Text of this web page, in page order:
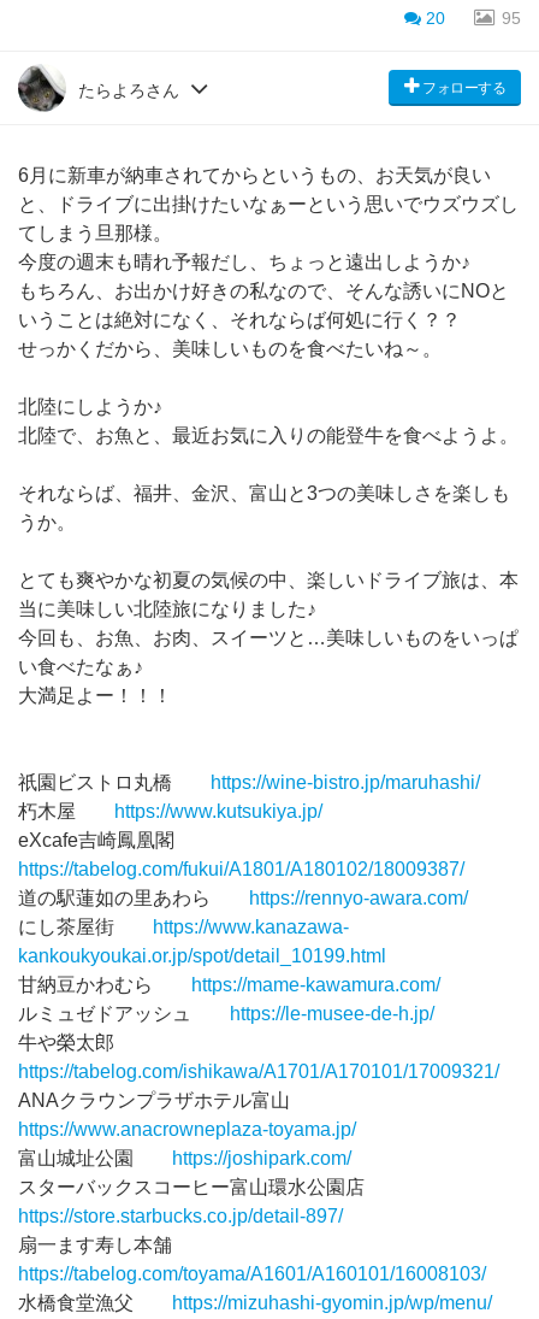
20 95
たらよろさん フォローする
6月に新車が納車されてからというもの、お天気が良い
と、ドライブに出掛けたいなぁーという思いでウズウズし
てしまう旦那様。
今度の週末も晴れ予報だし、ちょっと遠出しようか♪
もちろん、お出かけ好きの私なので、そんな誘いにNOと
いうことは絶対になく、それならば何処に行く？？
せっかくだから、美味しいものを食べたいね～。
北陸にしようか♪
北陸で、お魚と、最近お気に入りの能登牛を食べようよ。
それならば、福井、金沢、富山と3つの美味しさを楽しも
うか。
とても爽やかな初夏の気候の中、楽しいドライブ旅は、本
当に美味しい北陸旅になりました♪
今回も、お魚、お肉、スイーツと…美味しいものをいっぱ
い食べたなぁ♪
大満足よー！！！
祇園ビストロ丸橋
https://wine-bistro.jp/maruhashi/
朽木屋
https://www.kutsukiya.jp/
eXcafe吉崎鳳凰閣
https://tabelog.com/fukui/A1801/A180102/18009387/
道の駅蓮如の里あわら
https://rennyo-awara.com/
にし茶屋街
https://www.kanazawa-
kankoukyoukai.or.jp/spot/detail_10199.html
甘納豆かわむら
https://mame-kawamura.com/
ルミュゼドアッシュ
https://le-musee-de-h.jp/
牛や榮太郎
https://tabelog.com/ishikawa/A1701/A170101/17009321/
ANAクラウンプラザホテル富山
https://www.anacrowneplaza-toyama.jp/
富山城址公園
https://joshipark.com/
スターバックスコーヒー富山環水公園店
https://store.starbucks.co.jp/detail-897/
扇一ます寿し本舗
https://tabelog.com/toyama/A1601/A160101/16008103/
水橋食堂漁父
https://mizuhashi-gyomin.jp/wp/menu/